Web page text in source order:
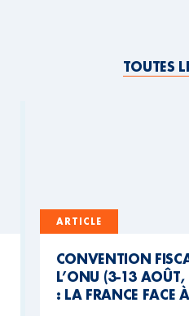
TOUTES
ARTICLE
CONVENTION
L’ONU (3-13 AOÛT,
: LA FRANCE FACE